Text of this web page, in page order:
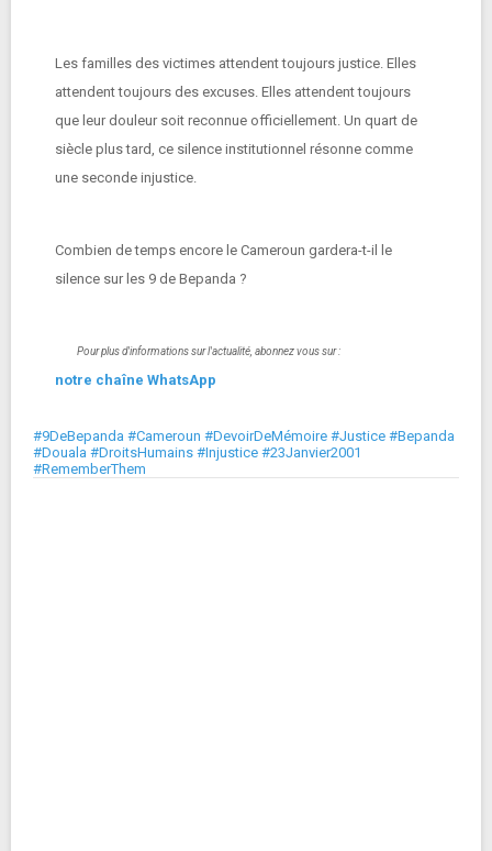
Les familles des victimes attendent toujours justice. Elles
attendent toujours des excuses. Elles attendent toujours
que leur douleur soit reconnue officiellement. Un quart de
siècle plus tard, ce silence institutionnel résonne comme
une seconde injustice.
Combien de temps encore le Cameroun gardera-t-il le
silence sur les 9 de Bepanda ?
Pour plus d'informations sur l'actualité, abonnez vous sur :
notre chaîne WhatsApp
#9DeBepanda #Cameroun #DevoirDeMémoire #Justice #Bepanda
#Douala #DroitsHumains #Injustice #23Janvier2001
#RememberThem